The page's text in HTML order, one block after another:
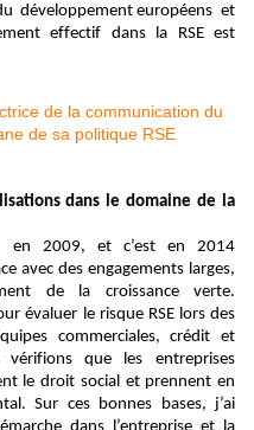
développement européens et
effectif dans la RSE est
dans le domaine de la
en 2009,
et c’est en 2014
avec des engagements larges,
de la croissance verte.
évaluer le risque RSE lors des
commerciales, crédit et
que les
entreprises
le droit social et prennent en
Sur ces bonnes bases, j’ai